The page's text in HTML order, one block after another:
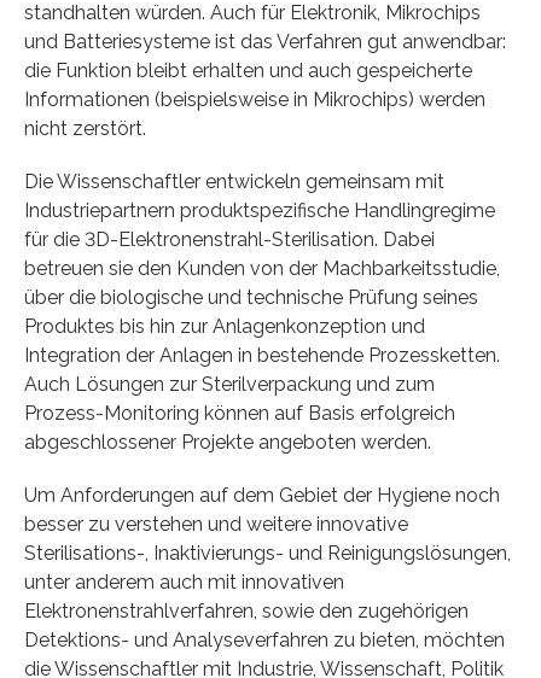
standhalten würden. Auch für Elektronik, Mikrochips
und Batteriesysteme ist das Verfahren gut anwendbar:
die Funktion bleibt erhalten und auch gespeicherte
Informationen (beispielsweise in Mikrochips) werden
nicht zerstört.
Die Wissenschaftler entwickeln gemeinsam mit
Industriepartnern produktspezifische Handlingregime
für die 3D-Elektronenstrahl-Sterilisation. Dabei
betreuen sie den Kunden von der Machbarkeitsstudie,
über die biologische und technische Prüfung seines
Produktes bis hin zur Anlagenkonzeption und
Integration der Anlagen in bestehende Prozessketten.
Auch Lösungen zur Sterilverpackung und zum
Prozess-Monitoring können auf Basis erfolgreich
abgeschlossener Projekte angeboten werden.
Um Anforderungen auf dem Gebiet der Hygiene noch
besser zu verstehen und weitere innovative
Sterilisations-, Inaktivierungs- und Reinigungslösungen,
unter anderem auch mit innovativen
Elektronenstrahlverfahren, sowie den zugehörigen
Detektions- und Analyseverfahren zu bieten, möchten
die Wissenschaftler mit Industrie, Wissenschaft, Politik